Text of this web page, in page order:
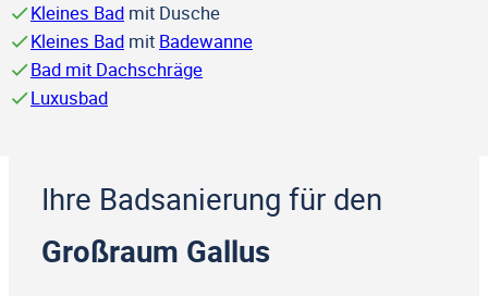
Kleines Bad mit Dusche
Kleines Bad mit Badewanne
Bad mit Dachschräge
Luxusbad
Ihre Badsanierung für den
Großraum Gallus